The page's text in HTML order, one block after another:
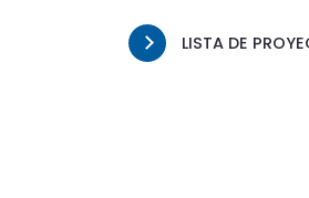
LISTA DE